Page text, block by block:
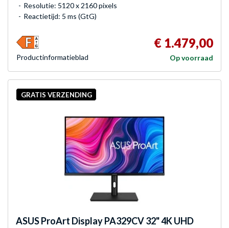
Resolutie: 5120 x 2160 pixels
Reactietijd: 5 ms (GtG)
€ 1.479,00
Op voorraad
Product­informatieblad
GRATIS VERZENDING
ASUSProArt Display PA329CV 32" 4K UHD